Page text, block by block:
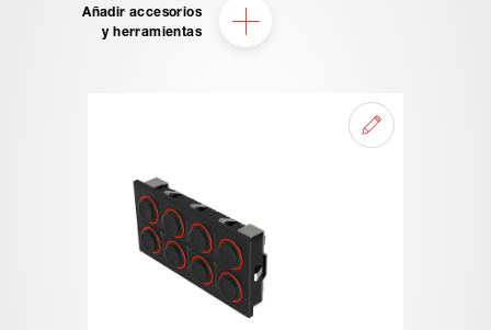
Añadir accesorios
y herramientas